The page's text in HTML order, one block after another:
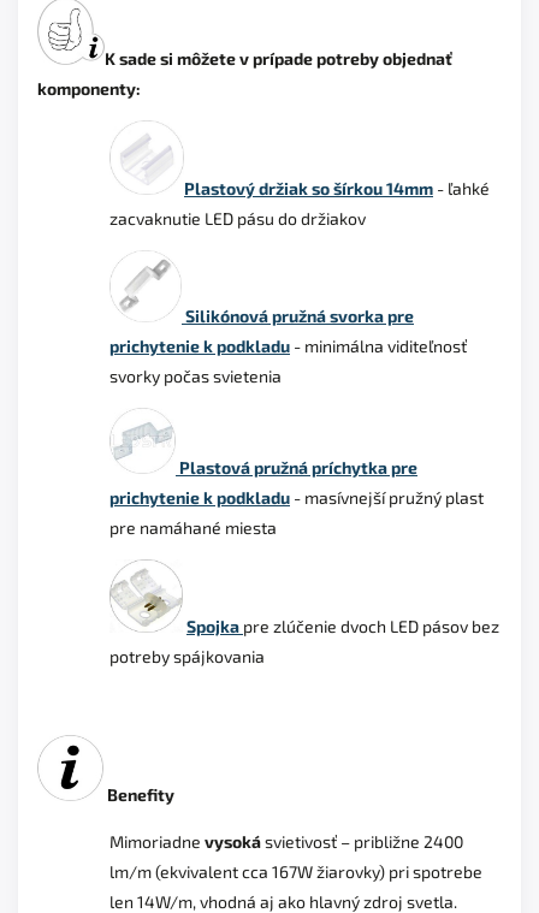
K sade si môžete v prípade potreby objednať
komponenty:
Plastový držiak so šírkou 14mm - ľahké
zacvaknutie LED pásu do držiakov
Silikónová pružná svorka pre
prichytenie k podkladu - minimálna viditeľnosť
svorky počas svietenia
Plastová pružná príchytka pre
prichytenie k podkladu - masívnejší pružný plast
pre namáhané miesta
Spojka pre zlúčenie dvoch LED pásov bez
potreby spájkovania
Benefity
Mimoriadne vysokásvietivosť – približne 2400
lm/m (ekvivalent cca 167W žiarovky) pri spotrebe
len 14W/m, vhodná aj ako hlavný zdroj svetla.